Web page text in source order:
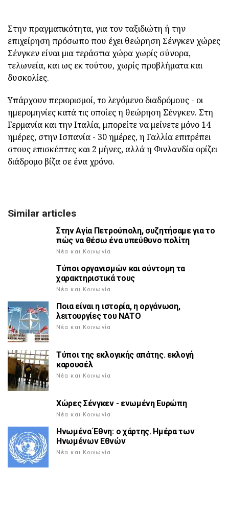
Στην πραγματικότητα, για τον ταξιδιώτη ή την
επιχείρηση πρόσωπο που έχει θεώρηση Σένγκεν χώρες
Σένγκεν είναι μια τεράστια χώρα χωρίς σύνορα,
τελωνεία, και ως εκ τούτου, χωρίς προβλήματα και
δυσκολίες.
Υπάρχουν περιορισμοί, το λεγόμενο διαδρόμους - οι
ημερομηνίες κατά τις οποίες η θεώρηση Σένγκεν. Στη
Γερμανία και την Ιταλία, μπορείτε να μείνετε μόνο 14
ημέρες, στην Ισπανία - 30 ημέρες, η Γαλλία επιτρέπει
στους επισκέπτες και 2 μήνες, αλλά η Φινλανδία ορίζει
διάδρομο βίζα σε ένα χρόνο.
Similar articles
Στην Αγία Πετρούπολη, συζητήσαμε για το
πώς να θέσω ένα υπεύθυνο πολίτη
Νέα και Κοινωνία
Τύποι οργανισμών και σύντομη τα
χαρακτηριστικά τους
Νέα και Κοινωνία
Ποια είναι η ιστορία, η οργάνωση,
λειτουργίες του ΝΑΤΟ
Νέα και Κοινωνία
Τύποι της εκλογικής απάτης. εκλογή
καρουσέλ
Νέα και Κοινωνία
Χώρες Σένγκεν - ενωμένη Ευρώπη
Νέα και Κοινωνία
Ηνωμένα Έθνη: ο χάρτης. Ημέρα των
Ηνωμένων Εθνών
Νέα και Κοινωνία